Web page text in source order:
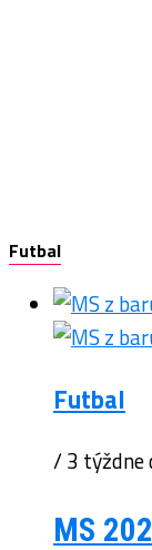
Futbal
Futbal
/ 3 týždne
MS